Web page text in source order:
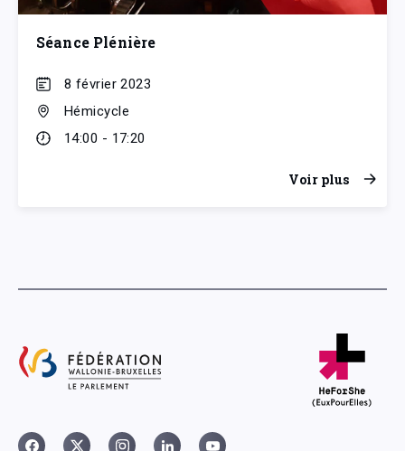
Séance Plénière
8 février 2023
Hémicycle
14:00 - 17:20
Voir plus